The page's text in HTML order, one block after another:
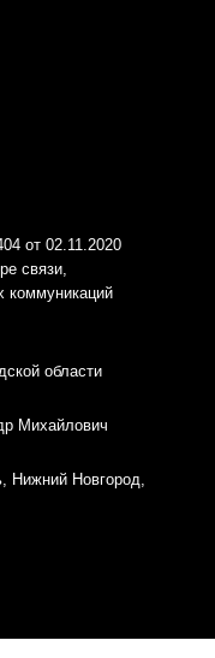
от 02.11.2020
связи,
коммуникаций
области
Михайлович
Нижний Новгород,